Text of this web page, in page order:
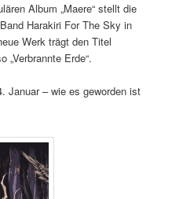
Album „Maere“ stellt die
Harakiri For The Sky in
Werk trägt den Titel
„Verbrannte Erde“.
Januar – wie es geworden ist